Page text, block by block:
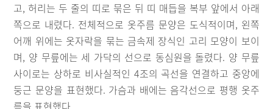
고, 허리는 두 줄의 띠로 묶은 뒤 띠 매듭을 복부 앞에서 아래
쪽으로 내렸다. 전체적으로 옷주름 문양은 도식적이며, 왼쪽
어깨 위에는 옷자락을 묶는 금속제 장식인 고리 모양이 보이
며, 양 무릎에는 세 가닥의 선으로 동심원을 돌렸다. 양 무릎
사이로는 상하로 비사실적인 4조의 곡선을 연결하고 중앙에
둥근 문양을 표현했다. 가슴과 배에는 음각선으로 평행 옷주